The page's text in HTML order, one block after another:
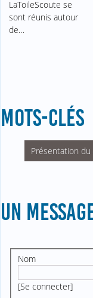
LaToileScoute se
sont réunis autour
de…
MOTS-CLÉS
Présentation
UN
Nom
[Se connecter]